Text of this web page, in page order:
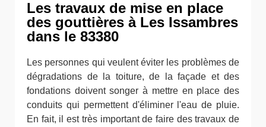
Les travaux de mise en place
des gouttières à Les Issambres
dans le 83380
Les personnes qui veulent éviter les problèmes de
dégradations de la toiture, de la façade et des
fondations doivent songer à mettre en place des
conduits qui permettent d'éliminer l'eau de pluie.
En fait, il est très important de faire des travaux de